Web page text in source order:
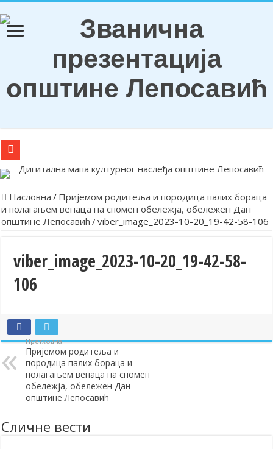
О Б А В Е Ш Т Е Њ Е
Обележена храмовна и општинска слава у Лепосавићу
Парастосом и полагањем венаца у Леосавићу обележена
Лепосавић прославио Светог Василија
Додела подстицаја за подршку развоју привреде и
Братске и пријатељске општине и грдови уручили поклон
ОБАВЕШТЕЊЕ – Бесплатан СкиПас 2024
Насловна / Пријемом родитеља и породица палих бораца
и полагањем венаца на спомен обележја, обележен Дан
општине Лепосавић /viber_image_2023-10-20_19-42-58-106
viber_image_2023-10-20_19-42-58-
106
Претходна
Пријемом родитеља и
породица палих бораца и
полагањем венаца на спомен
обележја, обележен Дан
општине Лепосавић
Сличне вести